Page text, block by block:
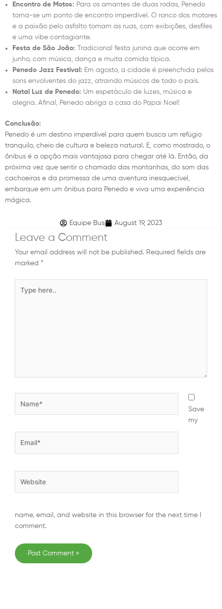
Encontro de Motos: Para os amantes de duas rodas, Penedo
torna-se um ponto de encontro imperdível. O ronco dos motores
e a paixão pelo asfalto tomam as ruas, com exibições, desfiles
e uma vibe contagiante.
Festa de São João: Tradicional festa junina que ocorre em
junho, com música, dança e muita comida típica.
Penedo Jazz Festival: Em agosto, a cidade é preenchida pelos
sons envolventes do jazz, atraindo músicos de todo o país.
Natal Luz de Penedo: Um espetáculo de luzes, música e
alegria. Afinal, Penedo abriga a casa do Papai Noel!
Conclusão:
Penedo é um destino imperdível para quem busca um refúgio
tranquilo, cheio de cultura e beleza natural. E, como mostrado, o
ônibus é a opção mais vantajosa para chegar até lá. Então, da
próxima vez que sentir o chamado das montanhas, do som das
cachoeiras e da promessa de uma aventura inesquecível,
embarque em um ônibus para Penedo e viva uma experiência
mágica.
Equipe Bus August 19, 2023
Leave a Comment
Your email address will not be published. Required fields are
marked *
here..
Save
my
name, email, and website in this browser for the next time I
comment.